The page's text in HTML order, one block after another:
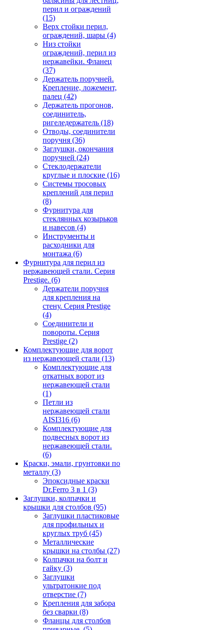
перил и ограждений
(15)
Верх стойки перил,
ограждений, шары (4)
Низ стойки
ограждений, перил из
нержавейки. Фланец
(37)
Держатель поручней.
Крепление, ложемент,
палец (42)
Держатель прогонов,
соединитель,
ригеледержатель (18)
Отводы, соединители
поручня (36)
Заглушки, окончания
поручней (24)
Стеклодержатели
круглые и плоские (16)
Системы тросовых
креплений для перил
(8)
Фурнитура для
стеклянных козырьков
и навесов (4)
Инструменты и
расходники для
монтажа (6)
Фурнитура для перил из
нержавеющей стали. Серия
Prestige. (6)
Держатели поручня
для крепления на
стену. Серия Prestige
(4)
Соединители и
повороты. Серия
Prestige (2)
Комплектующие для ворот
из нержавеющей стали (13)
Комплектующие для
откатных ворот из
нержавеющей стали
(1)
Петли из
нержавеющей стали
AISI316 (6)
Комплектующие для
подвесных ворот из
нержавеющей стали.
(6)
Краски, эмали, грунтовки по
металлу (3)
Эпоксидные краски
Dr.Ferro 3 в 1 (3)
Заглушки, колпачки и
крышки для столбов (95)
Заглушки пластиковые
для профильных и
круглых труб (45)
Металлические
крышки на столбы (27)
Колпачки на болт и
гайку (3)
Заглушки
ультратонкие под
отверстие (7)
Крепления для забора
без сварки (8)
Фланцы для столбов